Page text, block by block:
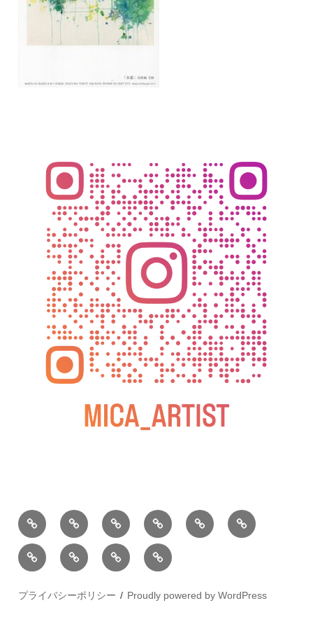
BLOG
教
室
の
ご
案
お
問
い
合
わ
動
画
過
去
2025
松
展
松
屋
座
小
松
総
2026
年
レ
2025
年
彩
プライバシーポリシー Proudly powered by WordPress